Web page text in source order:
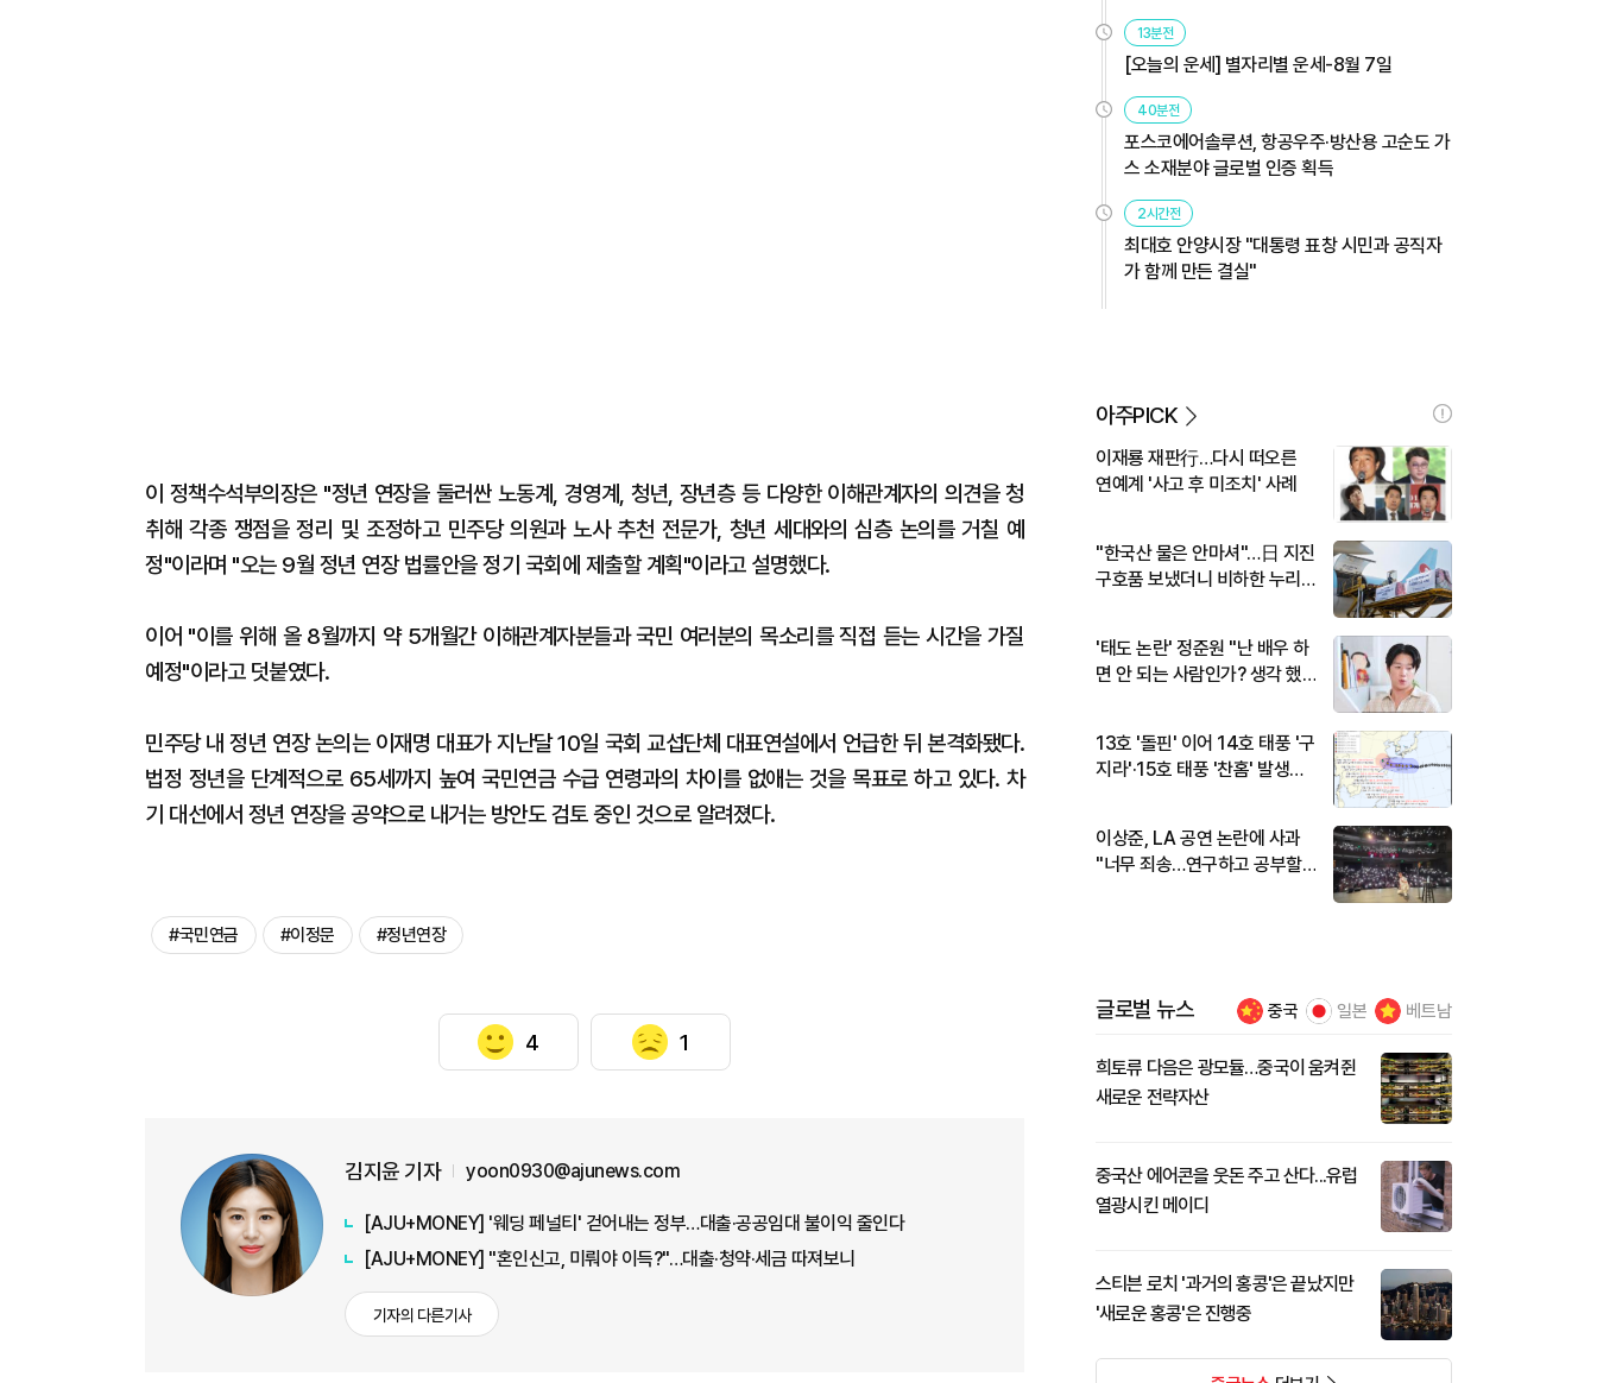
이 정책수석부의장은 "정년 연장을 둘러싼 노동계, 경영계, 청년, 장년층 등 다양한 이해관계자의 의견을 청
취해 각종 쟁점을 정리 및 조정하고 민주당 의원과 노사 추천 전문가, 청년 세대와의 심층 논의를 거칠 예
정"이라며 "오는 9월 정년 연장 법률안을 정기 국회에 제출할 계획"이라고 설명했다.
이어 "이를 위해 올 8월까지 약 5개월간 이해관계자분들과 국민 여러분의 목소리를 직접 듣는 시간을 가질
예정"이라고 덧붙였다.
민주당 내 정년 연장 논의는 이재명 대표가 지난달 10일 국회 교섭단체 대표연설에서 언급한 뒤 본격화됐다.
법정 정년을 단계적으로 65세까지 높여 국민연금 수급 연령과의 차이를 없애는 것을 목표로 하고 있다. 차
기 대선에서 정년 연장을 공약으로 내거는 방안도 검토 중인 것으로 알려졌다.
#국민연금 #이정문 #정년연장
4 1
김지윤 기자 yoon0930@ajunews.com
[AJU+MONEY] '웨딩 페널티' 걷어내는 정부…대출·공공임대 불이익 줄인다
[AJU+MONEY] "혼인신고, 미뤄야 이득?"…대출·청약·세금 따져보니
기자의 다른기사
13분전
[오늘의 운세] 별자리별 운세-8월 7일
40분전
포스코에어솔루션, 항공우주·방산용 고순도 가
스 소재분야 글로벌 인증 획득
2시간전
최대호 안양시장 "대통령 표창 시민과 공직자
가 함께 만든 결실"
아주PICK
이재룡 재판行…다시 떠오른
연예계 '사고 후 미조치' 사례
"한국산 물은 안마셔"…日 지진
구호품 보냈더니 비하한 누리
'태도 논란' 정준원 "난 배우 하
면 안 되는 사람인가? 생각 했
13호 '돌핀' 이어 14호 태풍 '구
지라'·15호 태풍 '찬홈' 발생…
이상준, LA 공연 논란에 사과
"너무 죄송…연구하고 공부할
글로벌 뉴스 중국 일본 베트남
희토류 다음은 광모듈…중국이 움켜쥔
새로운 전략자산
중국산 에어콘을 웃돈 주고 산다...유럽
열광시킨 메이디
스티븐 로치 '과거의 홍콩'은 끝났지만
'새로운 홍콩'은 진행중